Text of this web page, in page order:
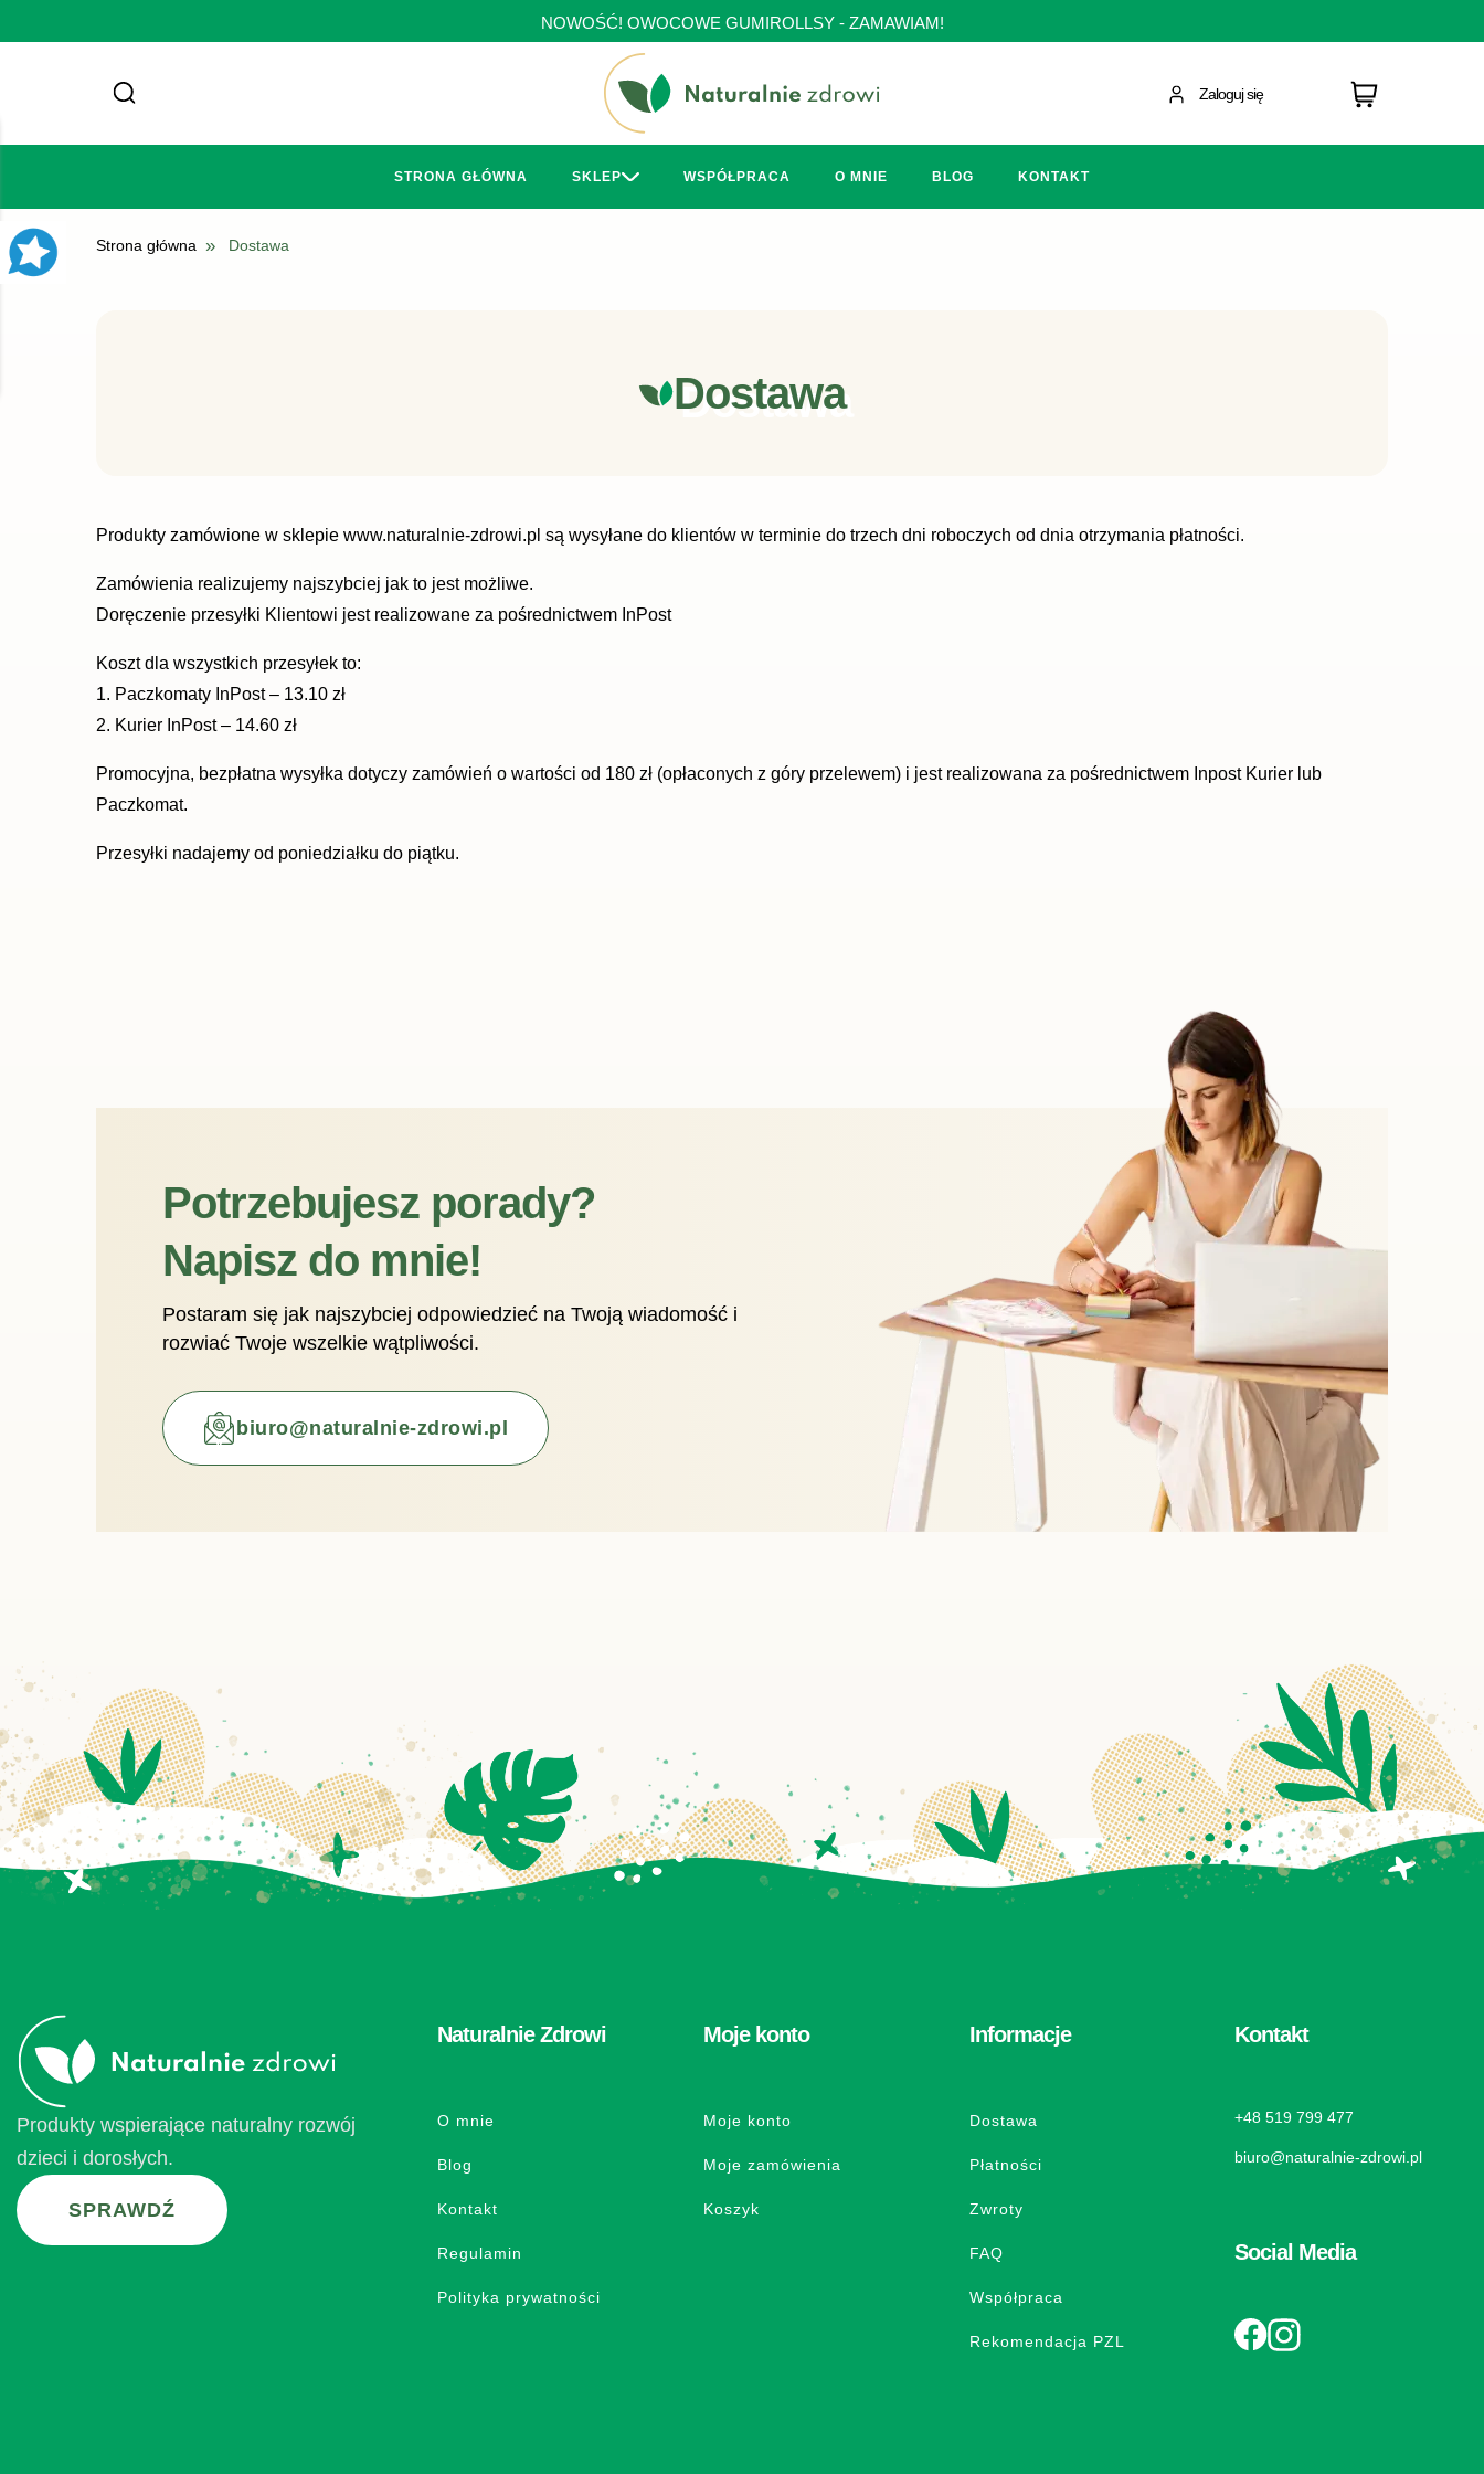
NOWOŚĆ! OWOCOWE GUMIROLLSY - ZAMAWIAM!
Zaloguj się
STRONA GŁÓWNA SKLEP WSPÓŁPRACA O MNIE BLOG KONTAKT
Strona główna » Dostawa
Dostawa
Produkty zamówione w sklepie www.naturalnie-zdrowi.pl są wysyłane do klientów w terminie do trzech dni roboczych od dnia otrzymania płatności.
Zamówienia realizujemy najszybciej jak to jest możliwe.
Doręczenie przesyłki Klientowi jest realizowane za pośrednictwem InPost
Koszt dla wszystkich przesyłek to:
1. Paczkomaty InPost – 13.10 zł
2. Kurier InPost – 14.60 zł
Promocyjna, bezpłatna wysyłka dotyczy zamówień o wartości od 180 zł (opłaconych z góry przelewem) i jest realizowana za pośrednictwem Inpost Kurier lub
Paczkomat.
Przesyłki nadajemy od poniedziałku do piątku.
Potrzebujesz porady?
Napisz do mnie!
Postaram się jak najszybciej odpowiedzieć na Twoją wiadomość i
rozwiać Twoje wszelkie wątpliwości.
biuro@naturalnie-zdrowi.pl
Produkty wspierające naturalny rozwój
dzieci i dorosłych.
SPRAWDŹ
Naturalnie Zdrowi
O mnie
Blog
Kontakt
Regulamin
Polityka prywatności
Moje konto
Moje konto
Moje zamówienia
Koszyk
Informacje
Dostawa
Płatności
Zwroty
FAQ
Współpraca
Rekomendacja PZL
Kontakt
+48 519 799 477
biuro@naturalnie-zdrowi.pl
Social Media